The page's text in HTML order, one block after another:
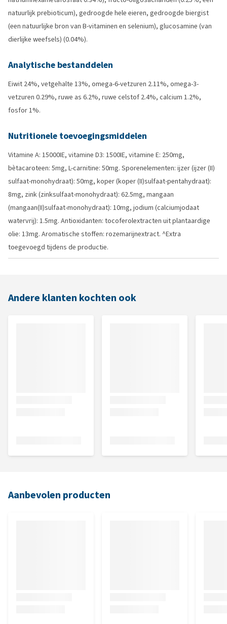
natuurlijk prebioticum), gedroogde hele eieren, gedroogde biergist
(een natuurlijke bron van B-vitaminen en selenium), glucosamine (van
dierlijke weefsels) (0.04%).
Analytische bestanddelen
Eiwit 24%, vetgehalte 13%, omega-6-vetzuren 2.11%, omega-3-
vetzuren 0.29%, ruwe as 6.2%, ruwe celstof 2.4%, calcium 1.2%,
fosfor 1%.
Nutritionele toevoegingsmiddelen
Vitamine A: 15000IE, vitamine D3: 1500IE, vitamine E: 250mg,
bètacaroteen: 5mg, L-carnitine: 50mg. Sporenelementen: ijzer (ijzer (II)
sulfaat-monohydraat): 50mg, koper (koper (II)sulfaat-pentahydraat):
8mg, zink (zinksulfaat-monohydraat): 62.5mg, mangaan
(mangaan(II)sulfaat-monohydraat): 10mg, jodium (calciumjodaat
watervrij): 1.5mg. Antioxidanten: tocoferolextracten uit plantaardige
olie: 13mg. Aromatische stoffen: rozemarijnextract. ^Extra
toegevoegd tijdens de productie.
Andere klanten kochten ook
Aanbevolen producten